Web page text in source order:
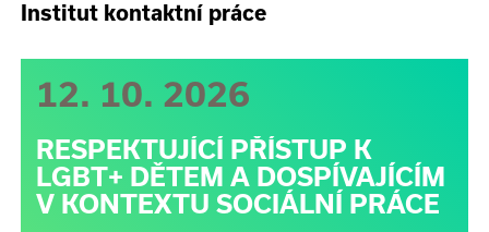
Institut kontaktní práce
12. 10. 2026
RESPEKTUJÍCÍ PŘÍSTUP K
LGBT+ DĚTEM A DOSPÍVAJÍCÍM
V KONTEXTU SOCIÁLNÍ PRÁCE